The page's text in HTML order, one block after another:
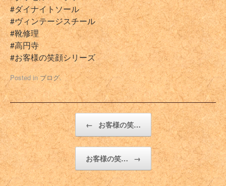
#ダイナイトソール
#ヴィンテージスチール
#靴修理
#高円寺
#お客様の笑顔シリーズ
Posted inブログ.
Post navigation
← お客様の笑…
お客様の笑… →